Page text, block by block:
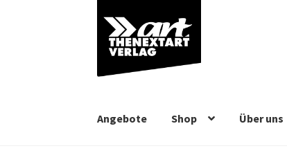
Zur
Navigation
springen
Zum
Inhalt
springen
Angebote Shop Über uns